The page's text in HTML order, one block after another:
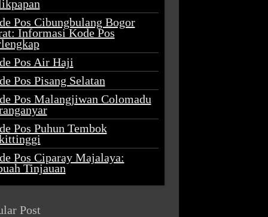
Pos Cibungbulang Bogor
Informasi Kode Pos
Pos Air Haji
Pos Pisang Selatan
Pos Malangjiwan Colomadu
Pos Puhun Tembok
Pos Ciparay Majalaya:
Tinjauan
Post